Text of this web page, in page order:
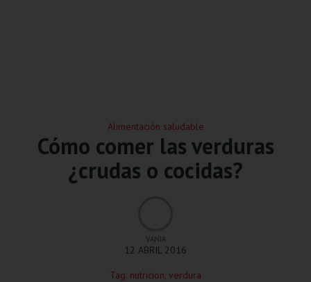
Alimentación saludable
Cómo comer las verduras
¿crudas o cocidas?
VANIA
12 ABRIL 2016
Tag: nutricion, verdura